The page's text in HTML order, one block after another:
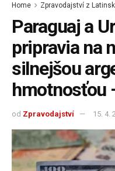
Home Zpravodajství z
Paraguaj a
pripravia na
silnejšou
hmotnosťou
od Zpravodajství 15. 4.